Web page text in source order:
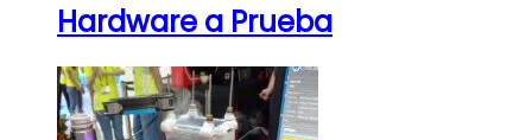
Hardware a Prueba